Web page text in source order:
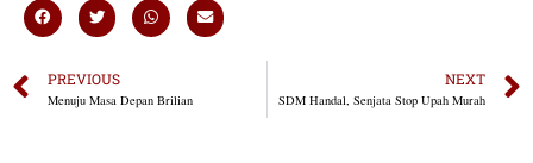
PREVIOUS
Menuju Masa Depan Brilian
NEXT
SDM Handal, Senjata Stop Upah Murah